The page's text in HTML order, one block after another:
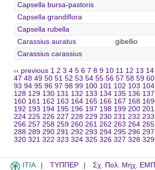
Capsella bursa-pastoris
Capsella grandiflora
Capsella rubella
Carassius auratus
gibellio
Carassius carassius
‹‹ previous 1 2 3 4 5 6 7 8 9 10 11 12 13 14
47 48 49 50 51 52 53 54 55 56 57 58 59 60
93 94 95 96 97 98 99 100 101 102 103 104
128 129 130 131 132 133 134 135 136 137
160 161 162 163 164 165 166 167 168 169
192 193 194 195 196 197 198 199 200 201
224 225 226 227 228 229 230 231 232 233
256 257 258 259 260 261 262 263 264 265
288 289 290 291 292 293 294 295 296 297
320 321 322 323 324 325 326 327 328 329
ITIA ΤΥΠΠΕΡ Σχ. Πολ. Μηχ. ΕΜΠ